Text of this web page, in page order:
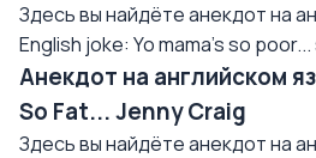
Здесь вы найдёте анекдот на
English joke: Yo mama's so
Анекдот на английском
So Fat... Jenny Craig
Здесь вы найдёте анекдот на